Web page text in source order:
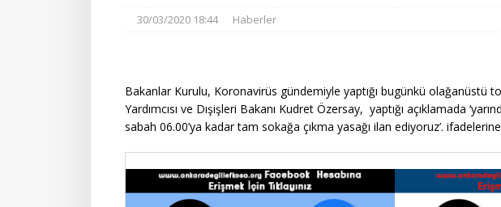
30/03/2020 18:44 Haberler
Bakanlar Kurulu, Koronavirüs gündemiyle yaptığı bugünkü olağanüstü
Yardımcısı ve Dışişleri Bakanı Kudret Özersay, yaptığı açıklamada
sabah 06.00’ya kadar tam sokağa çıkma yasağı ilan ediyoruz’.